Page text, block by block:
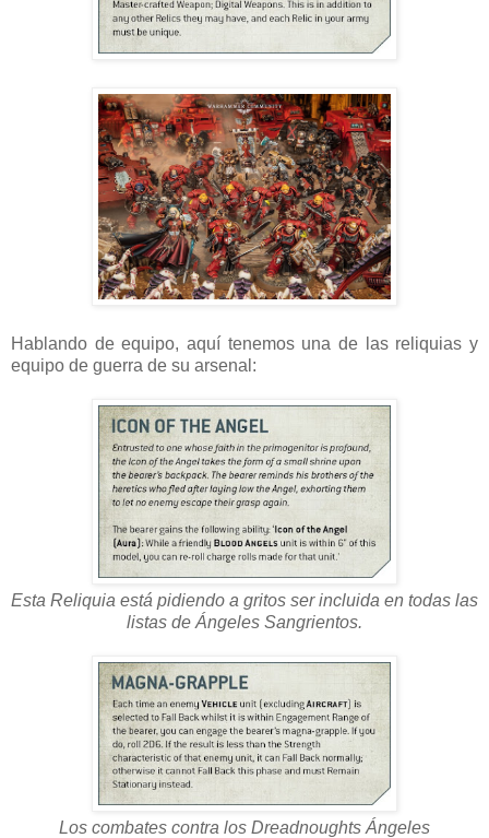
Hablando de equipo, aquí tenemos una de las reliquias y
equipo de guerra de su arsenal:
Esta Reliquia está pidiendo a gritos ser incluida en todas las
listas de Ángeles Sangrientos.
Los combates contra los Dreadnoughts Ángeles